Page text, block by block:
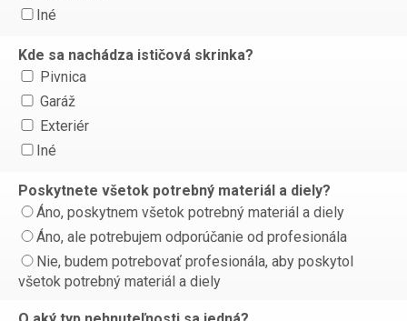
Iné
Kde sa nachádza ističová skrinka?
Pivnica
Garáž
Exteriér
Iné
Poskytnete všetok potrebný materiál a diely?
Áno, poskytnem všetok potrebný materiál a diely
Áno, ale potrebujem odporúčanie od profesionála
Nie, budem potrebovať profesionála, aby poskytol
všetok potrebný materiál a diely